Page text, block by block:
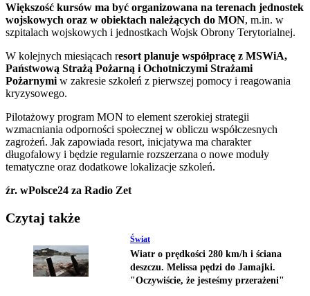
Większość kursów ma być organizowana na terenach jednostek
wojskowych oraz w obiektach należących do MON, m.in. w
szpitalach wojskowych i jednostkach Wojsk Obrony Terytorialnej.
W kolejnych miesiącach resort planuje współpracę z MSWiA,
Państwową Strażą Pożarną i Ochotniczymi Strażami
Pożarnymi w zakresie szkoleń z pierwszej pomocy i reagowania
kryzysowego.
Pilotażowy program MON to element szerokiej strategii
wzmacniania odporności społecznej w obliczu współczesnych
zagrożeń. Jak zapowiada resort, inicjatywa ma charakter
długofalowy i będzie regularnie rozszerzana o nowe moduły
tematyczne oraz dodatkowe lokalizacje szkoleń.
źr. wPolsce24 za Radio Zet
Czytaj także
Świat
Wiatr o prędkości 280 km/h i ściana
deszczu. Melissa pędzi do Jamajki.
"Oczywiście, że jesteśmy przerażeni"